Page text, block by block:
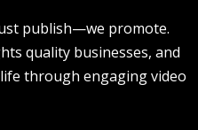
publish—we promote.
quality businesses, and
through engaging video